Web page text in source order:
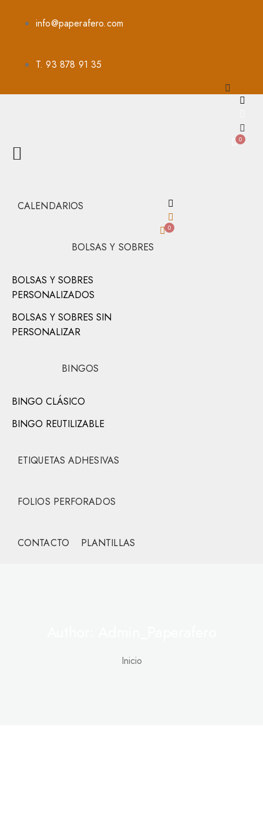
info@paperafero.com
T. 93 878 91 35
0
0
CALENDARIOS
BOLSAS Y SOBRES
BOLSAS Y SOBRES
PERSONALIZADOS
BOLSAS Y SOBRES SIN
PERSONALIZAR
BINGOS
BINGO CLÁSICO
BINGO REUTILIZABLE
ETIQUETAS ADHESIVAS
FOLIOS PERFORADOS
CONTACTO PLANTILLAS
Inicio